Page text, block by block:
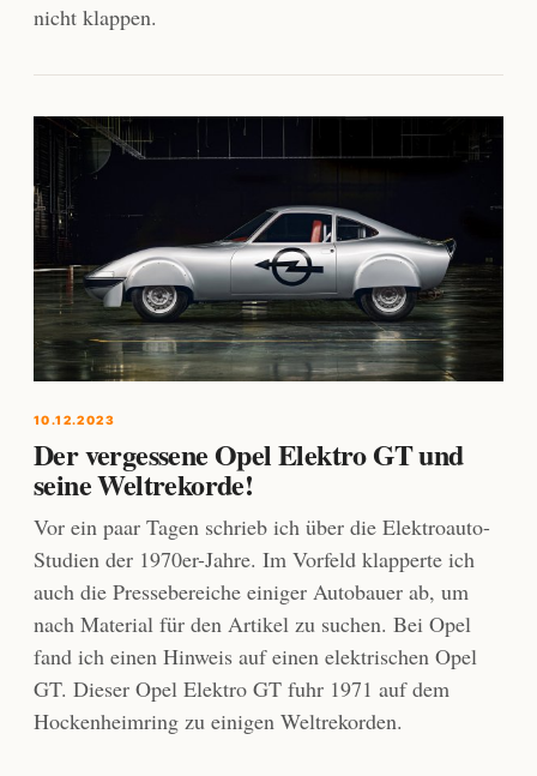
nicht klappen.
10.12.2023
Der vergessene Opel Elektro GT und
seine Weltrekorde!
Vor ein paar Tagen schrieb ich über die Elektroauto-
Studien der 1970er-Jahre. Im Vorfeld klapperte ich
auch die Pressebereiche einiger Autobauer ab, um
nach Material für den Artikel zu suchen. Bei Opel
fand ich einen Hinweis auf einen elektrischen Opel
GT. Dieser Opel Elektro GT fuhr 1971 auf dem
Hockenheimring zu einigen Weltrekorden.